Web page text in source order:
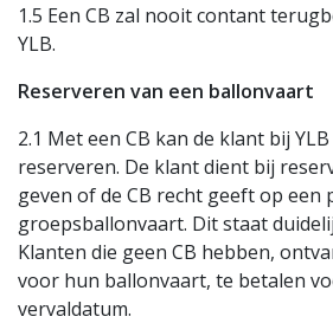
1.5 Een CB zal nooit contant
YLB.
Reserveren van een ballonvaart
2.1 Met een CB kan de klant bij
reserveren. De klant dient bij
geven of de CB recht geeft op een
groepsballonvaart. Dit staat
Klanten die geen CB hebben,
voor hun ballonvaart, te betalen
vervaldatum.